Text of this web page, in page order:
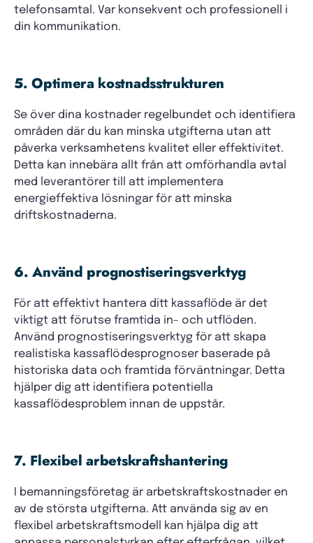
telefonsamtal. Var konsekvent och professionell i
din kommunikation.
5. Optimera kostnadsstrukturen
Se över dina kostnader regelbundet och identifiera
områden där du kan minska utgifterna utan att
påverka verksamhetens kvalitet eller effektivitet.
Detta kan innebära allt från att omförhandla avtal
med leverantörer till att implementera
energieffektiva lösningar för att minska
driftskostnaderna.
6. Använd prognostiseringsverktyg
För att effektivt hantera ditt kassaflöde är det
viktigt att förutse framtida in- och utflöden.
Använd prognostiseringsverktyg för att skapa
realistiska kassaflödesprognoser baserade på
historiska data och framtida förväntningar. Detta
hjälper dig att identifiera potentiella
kassaflödesproblem innan de uppstår.
7. Flexibel arbetskraftshantering
I bemanningsföretag är arbetskraftskostnader en
av de största utgifterna. Att använda sig av en
flexibel arbetskraftsmodell kan hjälpa dig att